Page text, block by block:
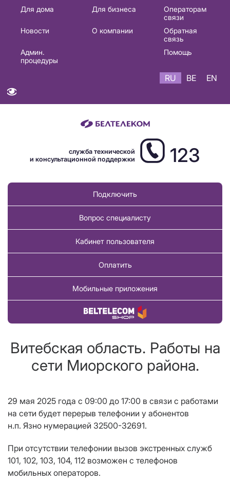
Основная
навигация
Для дома Для бизнеса
Операторам
связи
Новости
О компании
Обратная
связь
Админ.
процедуры
Помощь
RU BE EN
служба технической
и консультационной поддержки
123
Подключить
Вопрос специалисту
Кабинет пользователя
Оплатить
Мобильные приложения
Купить товар
Витебская область. Работы на
сети Миорского района.
29 мая 2025 года c 09:00 до 17:00 в связи с работами
на сети будет перерыв телефонии у абонентов
н.п. Язно нумерацией 32500-32691.
При отсутствии телефонии вызов экстренных служб
101, 102, 103, 104, 112 возможен с телефонов
мобильных операторов.